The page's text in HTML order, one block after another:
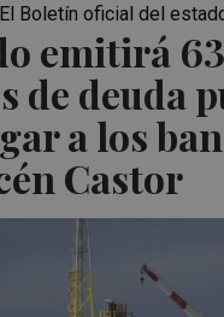
emitirá
de deuda
a los
Castor
Boletín oficial del